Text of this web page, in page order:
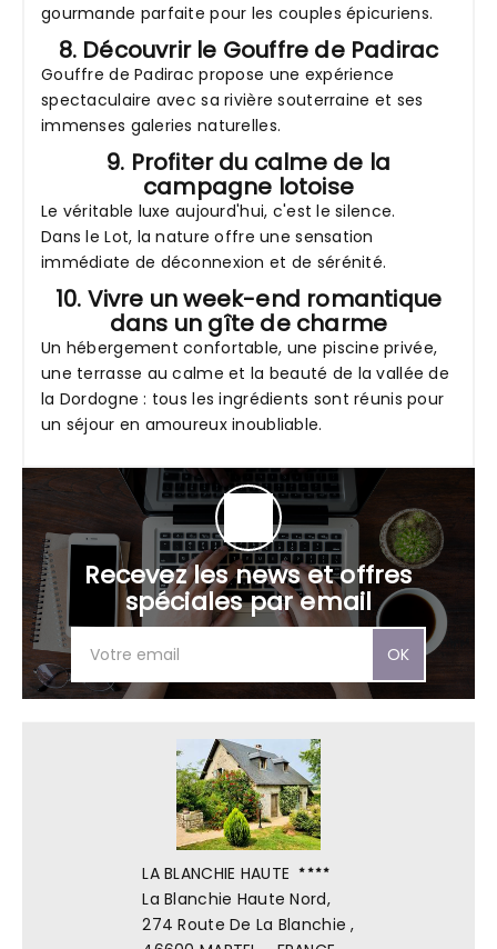
gourmande parfaite pour les couples épicuriens.
8. Découvrir le Gouffre de Padirac
Gouffre de Padirac propose une expérience
spectaculaire avec sa rivière souterraine et ses
immenses galeries naturelles.
9. Profiter du calme de la
campagne lotoise
Le véritable luxe aujourd'hui, c'est le silence.
Dans le Lot, la nature offre une sensation
immédiate de déconnexion et de sérénité.
10. Vivre un week-end romantique
dans un gîte de charme
Un hébergement confortable, une piscine privée,
une terrasse au calme et la beauté de la vallée de
la Dordogne : tous les ingrédients sont réunis pour
un séjour en amoureux inoubliable.
Recevez les news et offres
spéciales par email
OK
LA BLANCHIE HAUTE
La Blanchie Haute Nord,
274 Route De La Blanchie ,